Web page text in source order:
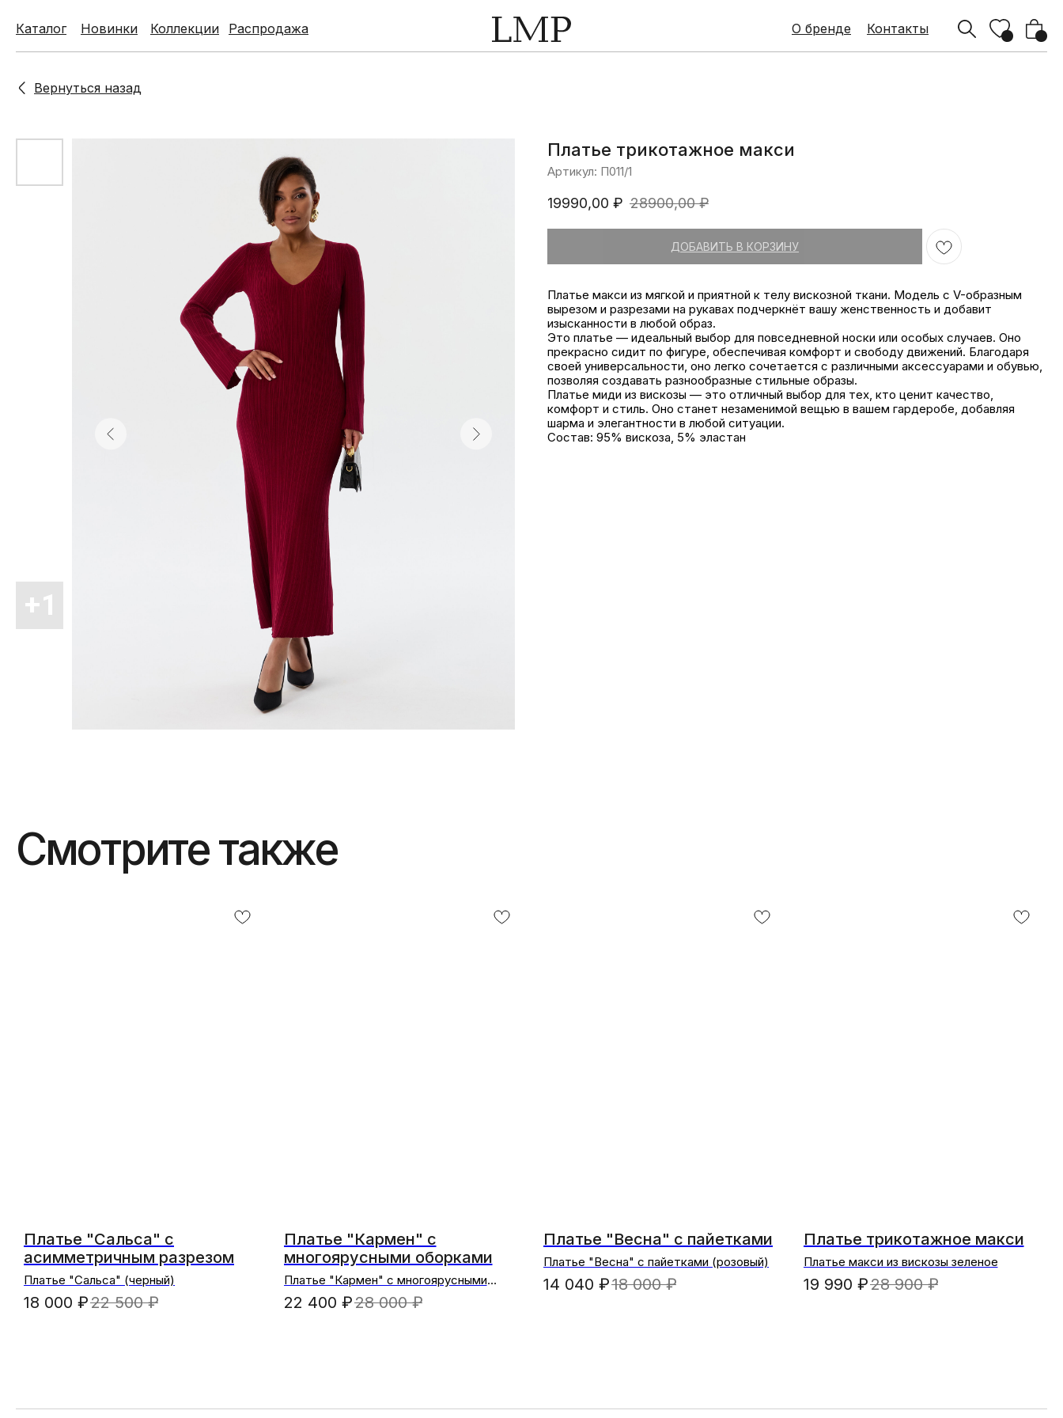
Распродажа О бренде Контакты
Коллекции
Новинки
Каталог
Вернуться назад
О бренде Контакты
Коллекции Распродажа
Новинки
Каталог
Платье трикотажное макси
Артикул: П011/1
19990,00 ₽ 28900,00 ₽
ДОБАВИТЬ В КОРЗИНУ
Платье макси из мягкой и приятной к телу вискозной ткани. Модель с V-образным
вырезом и разрезами на рукавах подчеркнёт вашу женственность и добавит
изысканности в любой образ.
Это платье — идеальный выбор для повседневной носки или особых случаев. Оно
прекрасно сидит по фигуре, обеспечивая комфорт и свободу движений. Благодаря
своей универсальности, оно легко сочетается с различными аксессуарами и обувью,
позволяя создавать разнообразные стильные образы.
Платье миди из вискозы — это отличный выбор для тех, кто ценит качество,
комфорт и стиль. Оно станет незаменимой вещью в вашем гардеробе, добавляя
шарма и элегантности в любой ситуации.
Состав: 95% вискоза, 5% эластан
Смотрите также
Платье "Сальса" с
асимметричным разрезом
Платье "Сальса" (черный)
18 000 ₽22 500 ₽
Платье "Кармен" с
многоярусными оборками
Платье "Кармен" с многоярусными
оборками (красный)
22 400 ₽28 000 ₽
Платье "Весна" с пайетками
Платье "Весна" с пайетками (розовый)
14 040 ₽18 000 ₽
Платье трикотажное макси
Платье макси из вискозы зеленое
19 990 ₽28 900 ₽